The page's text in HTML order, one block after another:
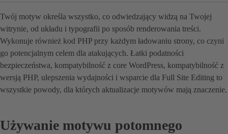
Twój motyw określa wszystko, co odwiedzający widzą na Twojej
witrynie, od układu i typografii po sposób renderowania treści.
Wykonuje również kod PHP przy każdym ładowaniu strony, co czyni
go potencjalnym celem dla atakujących. Łatki podatności
bezpieczeństwa, kompatybilność z core WordPress, kompatybilność z
wersją PHP, ulepszenia wydajności i wsparcie dla Full Site Editing to
wszystkie powody, dla których aktualizacje motywów mają znaczenie.
Używanie motywu potomnego